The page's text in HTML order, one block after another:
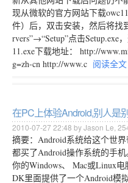
现从微软的官方网站下载
件）后，双击安装，然后将找
rvers”→“Setup”点击Setup.exe
11.exe下载地址： http://
g=zh-cn http://www.c 阅读全文
在PC上体验Android,别人是
2010-07-27 22:48 by Jason Le,
摘要：Android系统给这个世
都买了Android操作系统的手
你的Windows、 Mac或Linux
DK里面提供了一个Android模